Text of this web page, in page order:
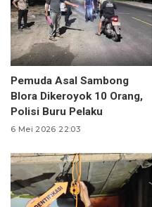
Pemuda Asal Sambong
Blora Dikeroyok 10 Orang,
Polisi Buru Pelaku
6 Mei 2026 22:03